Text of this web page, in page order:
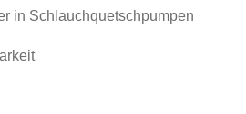
in Schlauchquetschpumpen